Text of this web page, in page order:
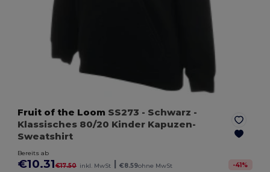
Fruit of the Loom SS273 - Schwarz -
Klassisches 80/20 Kinder Kapuzen-
Sweatshirt
Bereits ab
€10.31€17.50 inkl. MwSt €8.59ohne MwSt -41%